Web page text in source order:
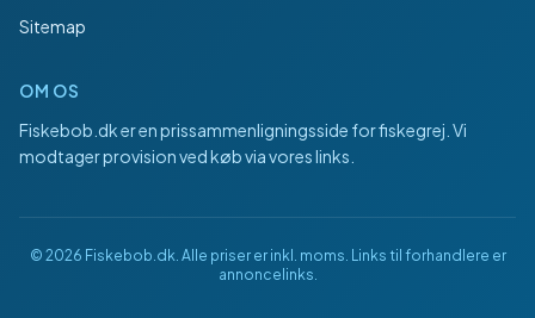
Sitemap
OM OS
Fiskebob.dker en prissammenligningsside for fiskegrej. Vi
modtager provision ved køb via vores links.
© 2026 Fiskebob.dk. Alle priser er inkl. moms. Links til forhandlere er
annoncelinks.